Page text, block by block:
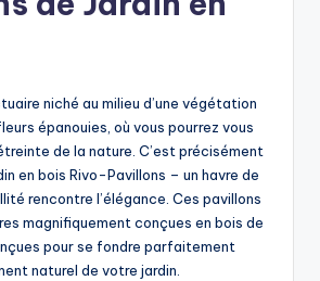
niché au milieu d’une végétation
épanouies, où vous pourrez vous
de la nature. C’est précisément
en bois Rivo-Pavillons – un havre de
rencontre l’élégance. Ces pavillons
magnifiquement conçues en bois de
pour se fondre parfaitement
naturel de votre jardin.